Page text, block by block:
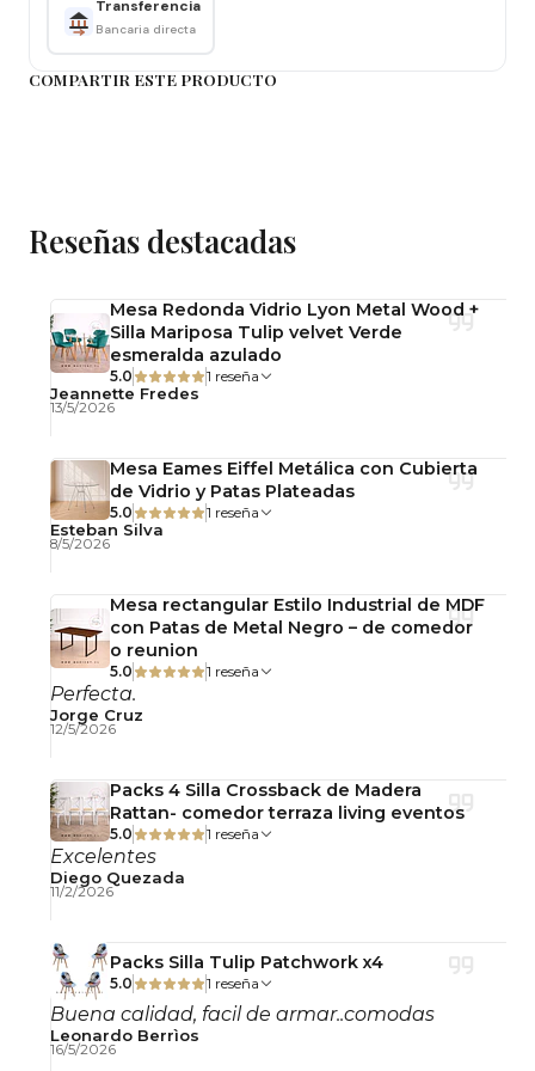
entrecruzadas con acabado efecto madera
diferenciador.
familiares, comidas diarias y proyectos de
interiorismo modernos. Una mesa diseñada para
diseño bien ejecutado.
Calidad y Durabilidad
La cubierta está fabricada en
utilizada en mobiliario de diseño por su excelente
estabilidad estructural, resistencia y terminación
uniforme.
acabado efecto madera texturizado,
proporcionando firmeza, durabilidad y una
apariencia cálida que complementa
perfectamente la cubierta.
nivelación, permitiendo corregir pequeños
desniveles del piso y proteger la superficie de
apoyo.
Medida 140 cm
Largo: 140 cm
Ancho: 90 cm
Alto: 74 cm
Transferencia
Bancaria directa
COMPARTIR ESTE PRODUCTO
Reseñas destacadas
Mesa Redonda Vidrio Lyon Metal Wood +
Silla Mariposa Tulip velvet Verde
esmeralda azulado
5.0 1 reseña
Jeannette Fredes
13/5/2026
Mesa Eames Eiffel Metálica con Cubierta
de Vidrio y Patas Plateadas
5.0 1 reseña
Esteban Silva
8/5/2026
Mesa rectangular Estilo Industrial de MDF
con Patas de Metal Negro – de comedor
o reunion
5.0 1 reseña
Perfecta.
Jorge Cruz
12/5/2026
Packs 4 Silla Crossback de Madera
Rattan- comedor terraza living eventos
5.0 1 reseña
Excelentes
Diego Quezada
11/2/2026
Packs Silla Tulip Patchwork x4
5.0 1 reseña
Buena calidad, facil de armar..comodas
Leonardo Berrìos
16/5/2026